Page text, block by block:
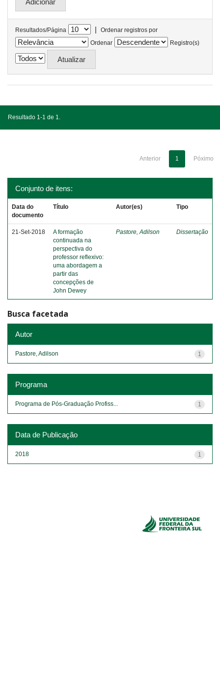
Resultados/Página |
Ordenar registros por
Ordenar
Registro(s)
Resultado 1-1 de 1.
Anterior 1 Póximo
Conjunto de itens:
Data do
documento
Título Autor(es) Tipo
21-Set-2018
A formação
continuada na
perspectiva do
professor reflexivo:
uma abordagem a
partir das
concepções de
John Dewey
Pastore, Adilson Dissertação
Busca facetada
Autor
1
Pastore, Adilson
Programa
1
Programa de Pós-Graduação Profiss...
Data de Publicação
1
2018